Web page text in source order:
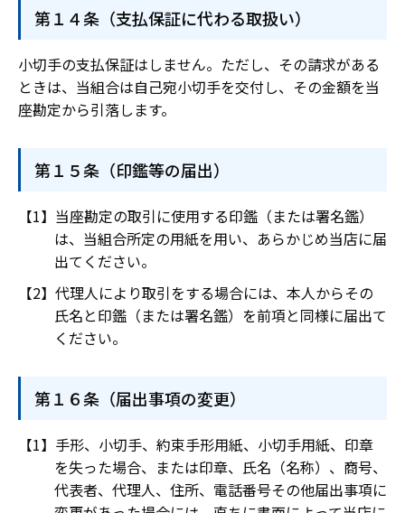
第１４条（支払保証に代わる取扱い）
小切手の支払保証はしません。ただし、その請求がある
ときは、当組合は自己宛小切手を交付し、その金額を当
座勘定から引落します。
第１５条（印鑑等の届出）
当座勘定の取引に使用する印鑑（または署名鑑）
は、当組合所定の用紙を用い、あらかじめ当店に届
出てください。
代理人により取引をする場合には、本人からその
氏名と印鑑（または署名鑑）を前項と同様に届出て
ください。
第１６条（届出事項の変更）
手形、小切手、約束手形用紙、小切手用紙、印章
を失った場合、または印章、氏名（名称）、商号、
代表者、代理人、住所、電話番号その他届出事項に